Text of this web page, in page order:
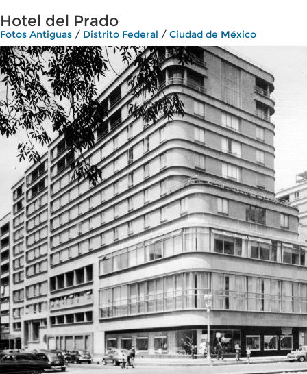
Hotel del Prado
Fotos Antiguas / Distrito Federal / Ciudad de México